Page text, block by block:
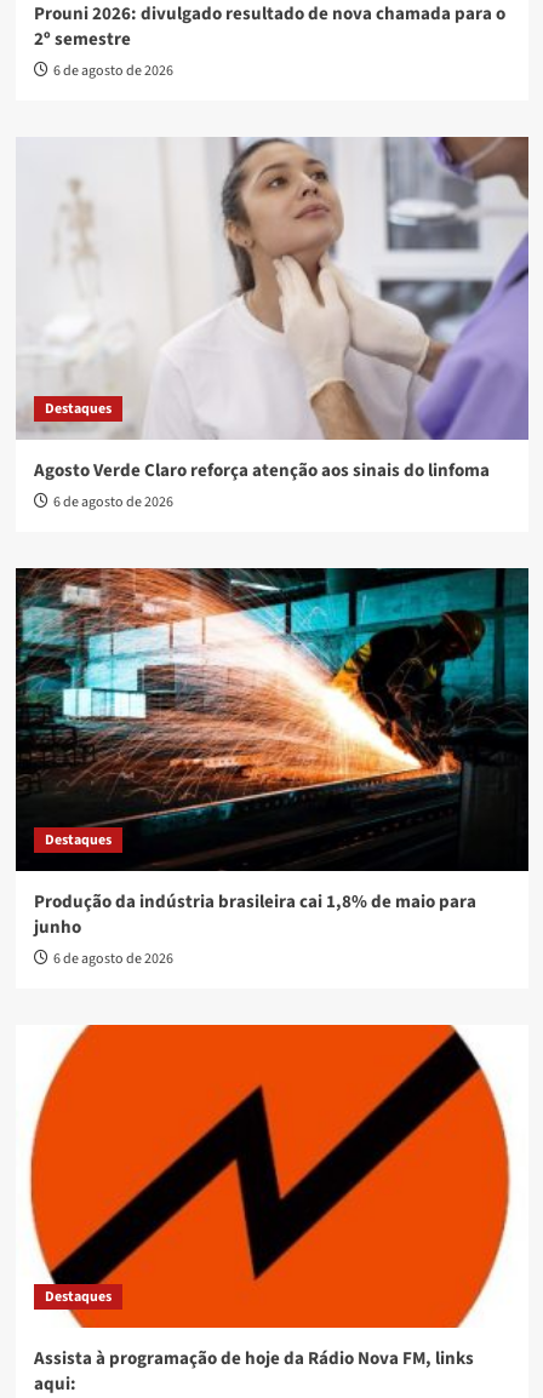
Prouni 2026: divulgado resultado de nova chamada para o
2º semestre
6 de agosto de 2026
Destaques
Agosto Verde Claro reforça atenção aos sinais do linfoma
6 de agosto de 2026
Destaques
Produção da indústria brasileira cai 1,8% de maio para
junho
6 de agosto de 2026
Destaques
Assista à programação de hoje da Rádio Nova FM, links
aqui: